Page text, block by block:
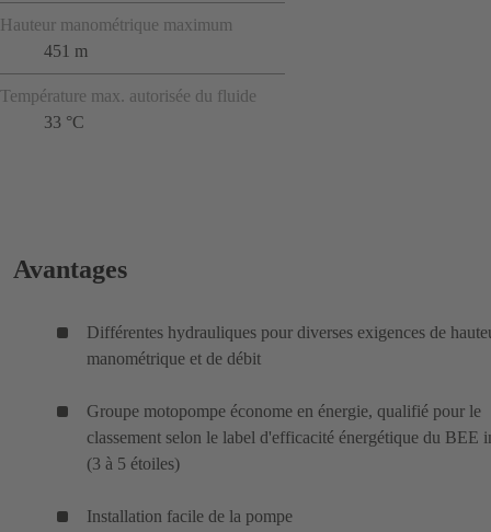
Hauteur manométrique maximum
451 m
Température max. autorisée du fluide
33 °C
Avantages
Différentes hydrauliques pour diverses exigences de
manométrique et de débit
Groupe motopompe économe en énergie, qualifié pour le
classement selon le label d'efficacité énergétique du BEE
(3 à 5 étoiles)
Installation facile de la pompe